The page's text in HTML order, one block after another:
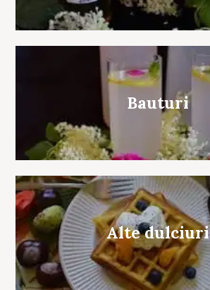
Bauturi
Alte dulciuri